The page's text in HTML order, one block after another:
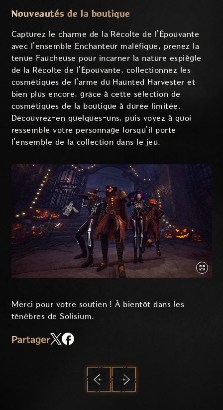
Nouveautés de la boutique
Capturez le charme de la Récolte de l'Épouvante
avec l'ensemble Enchanteur maléfique, prenez la
tenue Faucheuse pour incarner la nature espiègle
de la Récolte de l'Épouvante, collectionnez les
cosmétiques de l'arme du Haunted Harvester et
bien plus encore, grâce à cette sélection de
cosmétiques de la boutique à durée limitée.
Découvrez-en quelques-uns, puis voyez à quoi
ressemble votre personnage lorsqu'il porte
l'ensemble de la collection dans le jeu.
Merci pour votre soutien ! À bientôt dans les
ténèbres de Solisium.
Partager